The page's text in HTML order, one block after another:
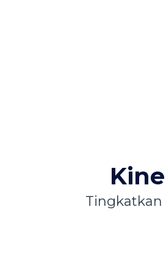
Tingkatkan